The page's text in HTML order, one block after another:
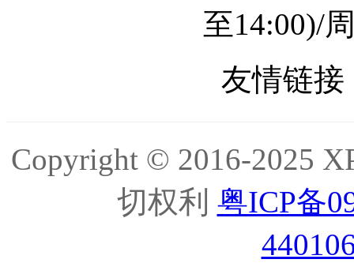
至14:00)/
友情链
Copyright © 2016-2025
切权利 粤ICP备